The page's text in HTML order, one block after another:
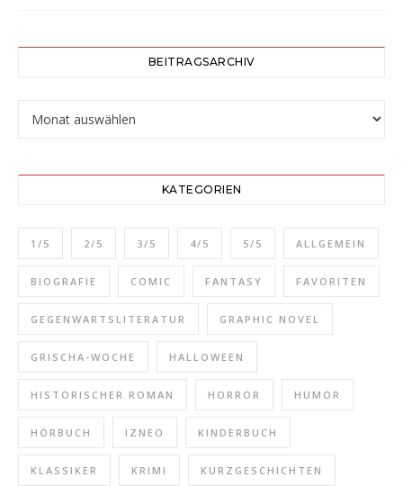
BEITRAGSARCHIV
KATEGORIEN
1/5 2/5 3/5 4/5 5/5 ALLGEMEIN
BIOGRAFIE COMIC FANTASY FAVORITEN
GEGENWARTSLITERATUR GRAPHIC NOVEL
GRISCHA-WOCHE HALLOWEEN
HISTORISCHER ROMAN HORROR HUMOR
HÖRBUCH IZNEO KINDERBUCH
KLASSIKER KRIMI KURZGESCHICHTEN